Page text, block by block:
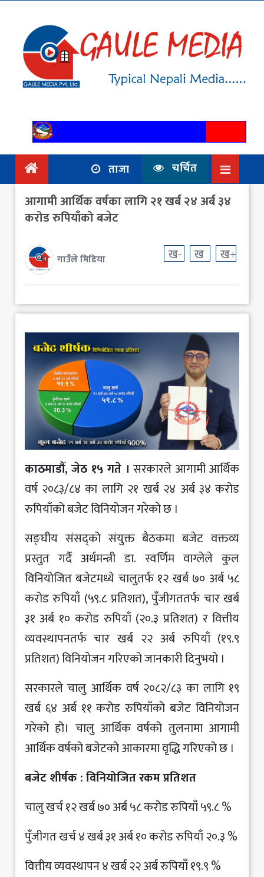
गृहपृष्ठ
समाचार
राजनिति
आर्थिक
अन्तर्वार्ता
/ विचार
प्रदेश
विश्व
ट्राभल
मनोरञ्जन
खेलकुद
अन्य
ताजा चर्चित
आगामी आर्थिक वर्षका लागि २१ खर्ब २४ अर्ब ३४
करोड रुपियाँको बजेट
गाउँले मिडिया ख- ख ख+
काठमाडौँ, जेठ १५ गते । सरकारले आगामी आर्थिक
वर्ष २०८३/८४ का लागि २१ खर्ब २४ अर्ब ३४ करोड
रुपियाँको बजेट विनियोजन गरेको छ ।
सङ्घीय संसद्को संयुक्त बैठकमा बजेट वक्तव्य
प्रस्तुत गर्दै अर्थमन्त्री डा. स्वर्णिम वाग्लेले कुल
विनियोजित बजेटमध्ये चालुतर्फ १२ खर्ब ७० अर्ब ५८
करोड रुपियाँ (५९.८ प्रतिशत), पुँजीगततर्फ चार खर्ब
३१ अर्ब १० करोड रुपियाँ (२०.३ प्रतिशत) र वित्तीय
व्यवस्थापनतर्फ चार खर्ब २२ अर्ब रुपियाँ (१९.९
प्रतिशत) विनियोजन गरिएको जानकारी दिनुभयो ।
सरकारले चालु आर्थिक वर्ष २०८२/८३ का लागि १९
खर्ब ६४ अर्ब ११ करोड रुपियाँको बजेट विनियोजन
गरेको हो। चालु आर्थिक वर्षको तुलनामा आगामी
आर्थिक वर्षको बजेटको आकारमा वृद्धि गरिएको छ ।
बजेट शीर्षक : विनियोजित रकम प्रतिशत
चालु खर्च १२ खर्ब ७० अर्ब ५८ करोड रुपियाँ ५९.८ %
पुँजीगत खर्च ४ खर्ब ३१ अर्ब १० करोड रुपियाँ २०.३ %
वित्तीय व्यवस्थापन ४ खर्ब २२ अर्ब रुपियाँ १९.९ %